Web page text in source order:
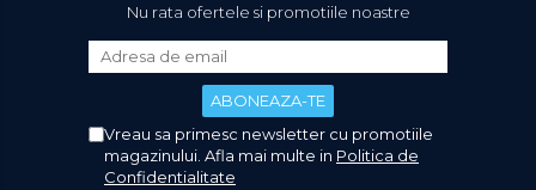
Nu rata ofertele si promotiile noastre
Vreau sa primesc newsletter cu promotiile
magazinului. Afla mai multe in Politica de
Confidentialitate